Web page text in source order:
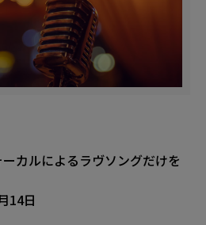
カルによるラヴソングだけを
14日